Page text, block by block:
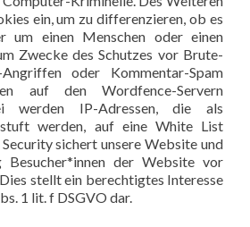
ein, um zu differenzieren, ob es
um einen Menschen oder einen
Zwecke des Schutzes vor Brute-
oder Kommentar-Spam
auf den Wordfence-Servern
werden IP-Adressen, die als
werden, auf eine White List
sichert unsere Website und
Besucher*innen der Website vor
stellt ein berechtigtes Interesse
1 lit. f DSGVO dar.